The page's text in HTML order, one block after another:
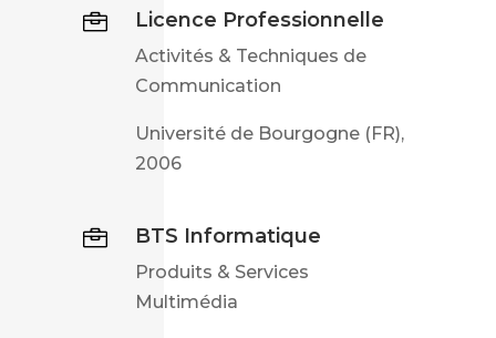
 Licence Professionnelle
Activités & Techniques de
Communication
Université de Bourgogne (FR),
2006
 BTS Informatique
Produits & Services
Multimédia